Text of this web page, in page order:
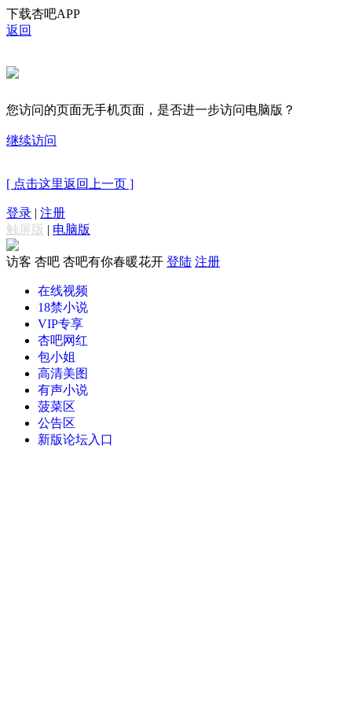
下载杏吧APP
返回
您访问的页面无手机页面，是否进一步访问电脑版？
继续访问
[ 点击这里返回上一页 ]
登录 | 注册
触屏版 | 电脑版
访客 杏吧 杏吧有你春暖花开 登陆 注册
在线视频
18禁小说
VIP专享
杏吧网红
包小姐
高清美图
有声小说
菠菜区
公告区
新版论坛入口